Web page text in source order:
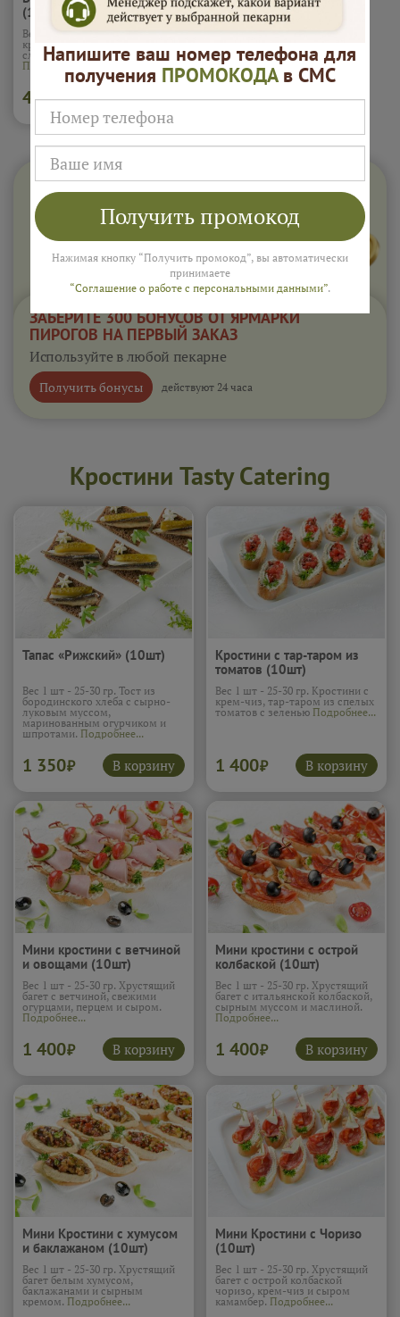
(10шт)
Вес 1 шт - 20 гр. Валован с
красной икрой форели и
сливочным маслом
Подробнее...
4 000₽ В корзину
ЗАБЕРИТЕ 300 БОНУСОВ ОТ ЯРМАРКИ
ПИРОГОВ НА ПЕРВЫЙ ЗАКАЗ
Используйте в любой пекарне
Получить бонусы действуют 24 часа
Кростини Tasty Catering
Тапас «Рижский» (10шт)
Вес 1 шт - 25-30 гр. Тост из
бородинского хлеба с сырно-
луковым муссом,
маринованным огурчиком и
шпротами. Подробнее...
1 350₽ В корзину
Кростини с тар-таром из
томатов (10шт)
Вес 1 шт - 25-30 гр. Кростини с
крем-чиз, тар-таром из спелых
томатов с зеленью Подробнее...
1 400₽ В корзину
Мини кростини с ветчиной
и овощами (10шт)
Вес 1 шт - 25-30 гр. Хрустящий
багет с ветчиной, свежими
огурцами, перцем и сыром.
Подробнее...
1 400₽ В корзину
Мини кростини с острой
колбаской (10шт)
Вес 1 шт - 25-30 гр. Хрустящий
багет с итальянской колбаской,
сырным муссом и маслиной.
Подробнее...
1 400₽ В корзину
Мини Кростини с хумусом
и баклажаном (10шт)
Вес 1 шт - 25-30 гр. Хрустящий
багет белым хумусом,
баклажанами и сырным
кремом. Подробнее...
Мини Кростини с Чоризо
(10шт)
Вес 1 шт - 25-30 гр. Хрустящий
багет с острой колбаской
чоризо, крем-чиз и сыром
камамбер. Подробнее...
Напишите ваш номер телефона для
получения ПРОМОКОДАв СМС
Получить промокод
Нажимая кнопку “Получить промокод”, вы автоматически
принимаете
“Соглашение о работе с персональными данными”.